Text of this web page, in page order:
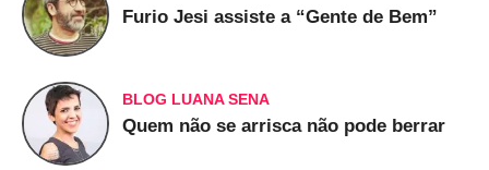
Furio Jesi assiste a “Gente de Bem”
BLOG LUANA SENA
Quem não se arrisca não pode berrar